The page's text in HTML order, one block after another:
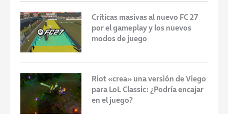
Críticas masivas al nuevo FC 27
por el gameplay y los nuevos
modos de juego
Riot «crea» una versión de Viego
para LoL Classic: ¿Podría encajar
en el juego?